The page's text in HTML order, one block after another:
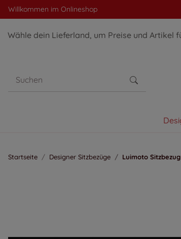
Willkommen im Onlineshop
Wähle dein Lieferland, um Preise und Artikel
Startseite Designer Sitzbezüge Luimoto